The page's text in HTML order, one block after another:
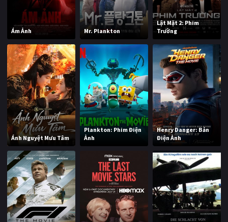
Ám Ảnh Mr. Plankton
Lật Mặt 2: Phim
Trường
Ánh Nguyệt Mưu Tâm
Plankton: Phim Điện
Ảnh
Henry Danger: Bản
Điện Ảnh